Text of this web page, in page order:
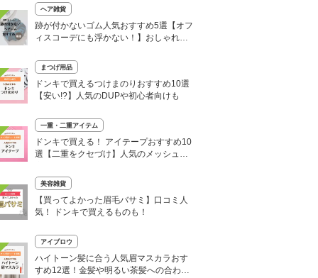
ヘア雑貨
跡が付かないゴム人気おすすめ5選【オフ
ィスコーデにも浮かない！】おしゃれな
まつげ用品
ドンキで買えるつけまのりおすすめ10選
【安い!?】人気のDUPや初心者向けも
一重・二重アイテム
ドンキで買える！ アイテープおすすめ10
選【二重をクセづけ】人気のメッシュや
美容雑貨
【買ってよかった眉毛バサミ】口コミ人
気！ ドンキで買えるものも！
アイブロウ
ハイトーン髪に合う人気眉マスカラおす
すめ12選！金髪や明るい茶髪への合わせ